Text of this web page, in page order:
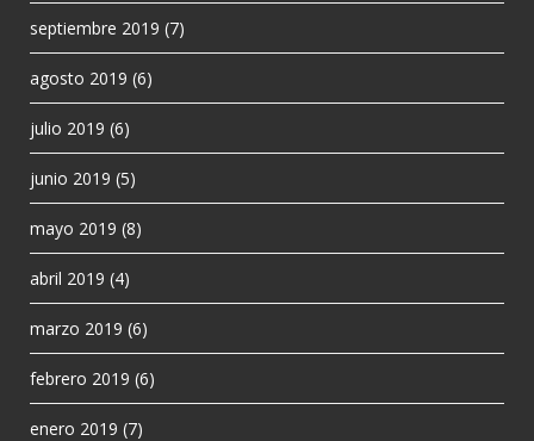
septiembre 2019 (7)
agosto 2019 (6)
julio 2019 (6)
junio 2019 (5)
mayo 2019 (8)
abril 2019 (4)
marzo 2019 (6)
febrero 2019 (6)
enero 2019 (7)